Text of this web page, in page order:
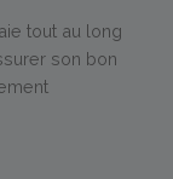
tout au long
son bon